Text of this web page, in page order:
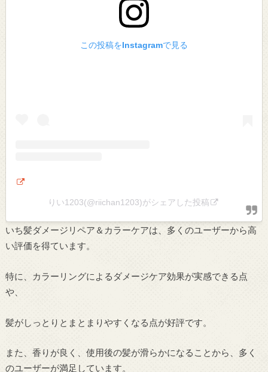
この投稿をInstagramで見る
りい1203(@riichan1203)がシェアした投稿
いち髪ダメージリペア＆カラーケアは、多くのユーザーから高
い評価を得ています。
特に、カラーリングによるダメージケア効果が実感できる点
や、
髪がしっとりとまとまりやすくなる点が好評です。
また、香りが良く、使用後の髪が滑らかになることから、多く
のユーザーが満足しています。